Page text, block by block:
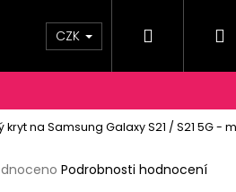
A PLATBY KONTAKTY
CZK Hledat
kryt na Samsung Galaxy S21 / S21 5G -
Podrobnosti hodnocení